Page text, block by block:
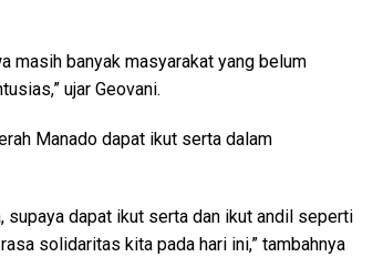
masih banyak masyarakat yang belum
ujar Geovani.
Manado dapat ikut serta dalam
supaya dapat ikut serta dan ikut andil seperti
solidaritas kita pada hari ini,” tambahnya